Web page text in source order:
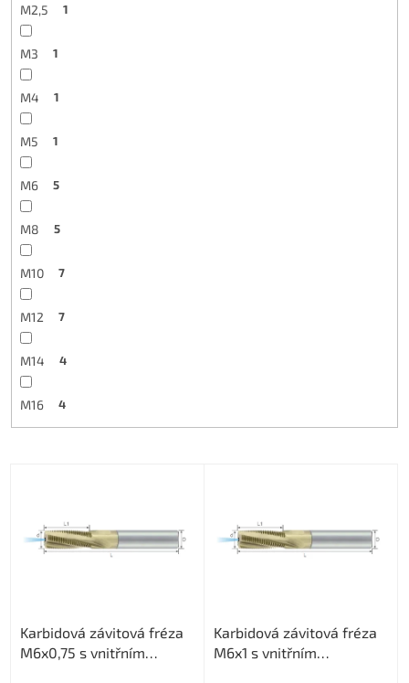
M2,5 1
M3 1
M4 1
M5 1
M6 5
M8 5
M10 7
M12 7
M14 4
M16 4
Karbidová závitová fréza
M6x0,75 s vnitřním
Karbidová závitová fréza
M6x1 s vnitřním